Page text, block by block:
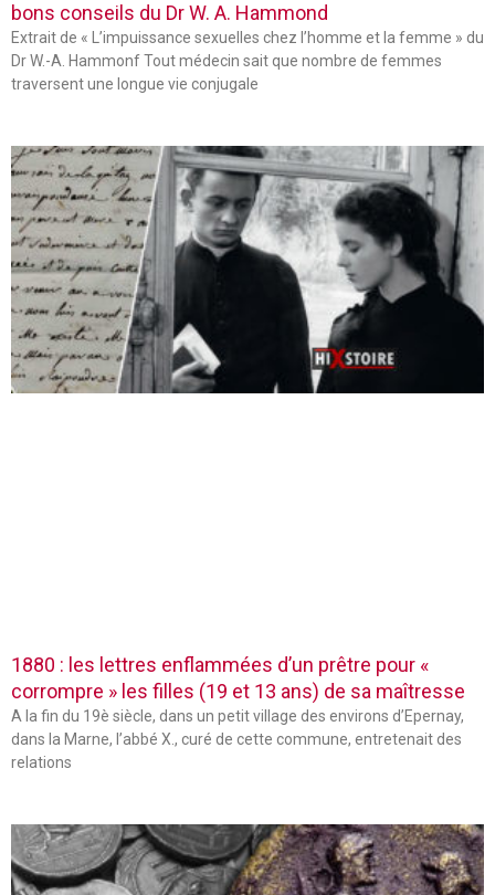
bons conseils du Dr W. A. Hammond
Extrait de « L’impuissance sexuelles chez l’homme et la femme » du
Dr W.-A. Hammonf Tout médecin sait que nombre de femmes
traversent une longue vie conjugale
1880 : les lettres enflammées d’un prêtre pour «
corrompre » les filles (19 et 13 ans) de sa maîtresse
A la fin du 19è siècle, dans un petit village des environs d’Epernay,
dans la Marne, l’abbé X., curé de cette commune, entretenait des
relations